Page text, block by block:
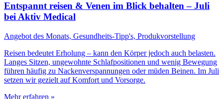
Entspannt reisen & Venen im Blick behalten – Juli
bei Aktiv Medical
Angebot des Monats, Gesundheits-Tipp's, Produkvorstellung
Reisen bedeutet Erholung – kann den Körper jedoch auch belasten.
Langes Sitzen, ungewohnte Schlafpositionen und wenig Bewegung
führen häufig zu Nackenverspannungen oder müden Beinen. Im Juli
setzen wir gezielt auf Komfort und Vorsorge.
Mehr erfahren »